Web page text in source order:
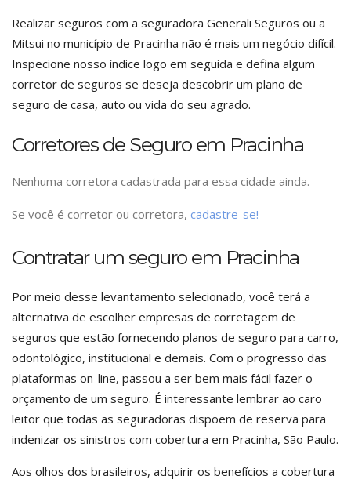
Realizar seguros com a seguradora Generali Seguros ou a
Mitsui no município de Pracinha não é mais um negócio difícil.
Inspecione nosso índice logo em seguida e defina algum
corretor de seguros se deseja descobrir um plano de
seguro de casa, auto ou vida do seu agrado.
Corretores de Seguro em Pracinha
Nenhuma corretora cadastrada para essa cidade ainda.
Se você é corretor ou corretora, cadastre-se!
Contratar um seguro em Pracinha
Por meio desse levantamento selecionado, você terá a
alternativa de escolher empresas de corretagem de
seguros que estão fornecendo planos de seguro para carro,
odontológico, institucional e demais. Com o progresso das
plataformas on-line, passou a ser bem mais fácil fazer o
orçamento de um seguro. É interessante lembrar ao caro
leitor que todas as seguradoras dispõem de reserva para
indenizar os sinistros com cobertura em Pracinha, São Paulo.
Aos olhos dos brasileiros, adquirir os benefícios a cobertura